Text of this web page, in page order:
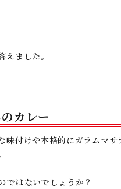
ました。
カレー
付けや本格的にガラムマサ
ではないでしょうか？